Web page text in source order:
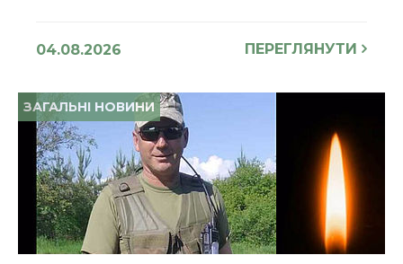
04.08.2026 ПЕРЕГЛЯНУТИ
ЗАГАЛЬНІ НОВИНИ